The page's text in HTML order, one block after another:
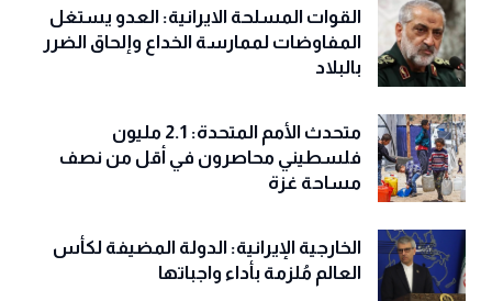
القوات المسلحة الايرانية: العدو يستغل
المفاوضات لممارسة الخداع وإلحاق الضرر
بالبلاد
متحدث الأمم المتحدة: 2.1 مليون
فلسطيني محاصرون في أقل من نصف
مساحة غزة
الخارجية الإيرانية: الدولة المضيفة لكأس
العالم مُلزمة بأداء واجباتها